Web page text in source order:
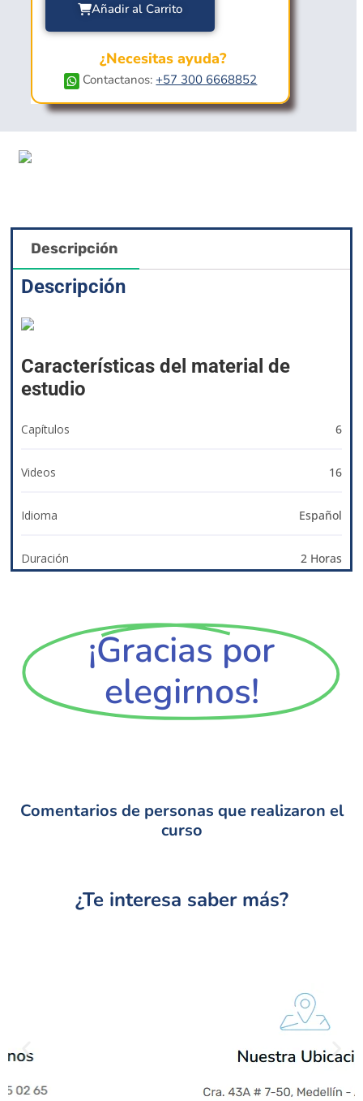
Añadir al Carrito
¿Necesitas ayuda?
Contactanos:+57 300 6668852
Descripción
Descripción
Características del material de
estudio
Capítulos 6
Videos 16
Idioma Español
Duración 2 Horas
¡Gracias por
elegirnos!
Comentarios de personas que realizaron el
curso
¿Te interesa saber más?